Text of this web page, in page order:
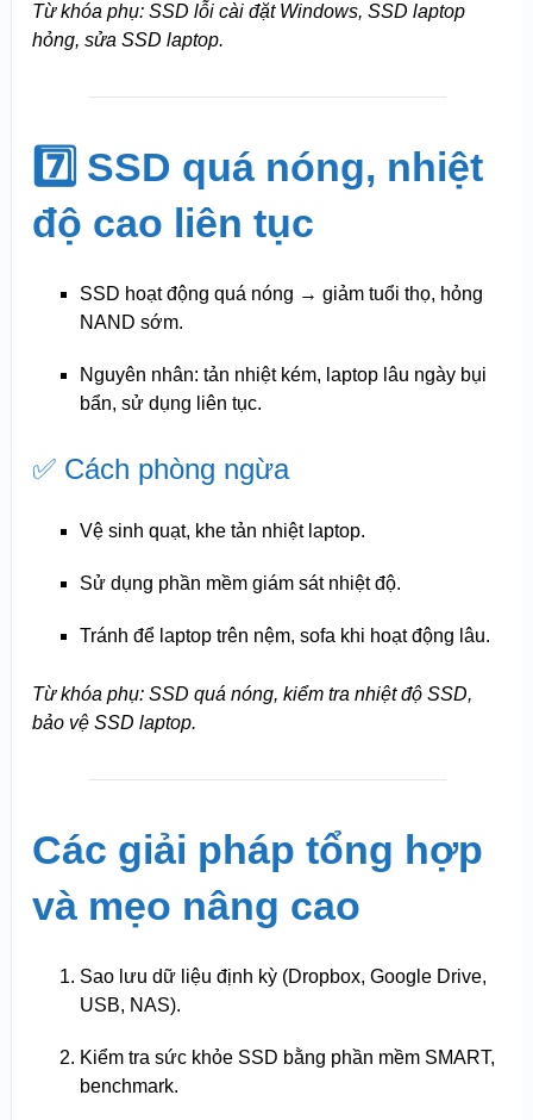
Từ khóa phụ: SSD lỗi cài đặt Windows, SSD laptop
hỏng, sửa SSD laptop.
7️⃣ SSD quá nóng, nhiệt
độ cao liên tục
SSD hoạt động quá nóng → giảm tuổi thọ, hỏng
NAND sớm.
Nguyên nhân: tản nhiệt kém, laptop lâu ngày bụi
bẩn, sử dụng liên tục.
✅ Cách phòng ngừa
Vệ sinh quạt, khe tản nhiệt laptop.
Sử dụng phần mềm giám sát nhiệt độ.
Tránh để laptop trên nệm, sofa khi hoạt động lâu.
Từ khóa phụ: SSD quá nóng, kiểm tra nhiệt độ SSD,
bảo vệ SSD laptop.
Các giải pháp tổng hợp
và mẹo nâng cao
Sao lưu dữ liệu định kỳ (Dropbox, Google Drive,
USB, NAS).
Kiểm tra sức khỏe SSD bằng phần mềm SMART,
benchmark.